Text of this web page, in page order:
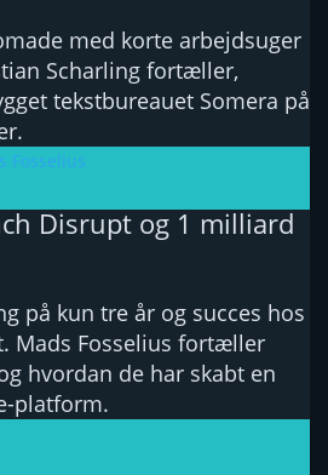
med korte arbejdsuger
Scharling fortæller,
tekstbureauet Somera på
Disrupt og 1 milliard
på kun tre år og succes hos
Mads Fosselius fortæller
hvordan de har skabt en
platform.